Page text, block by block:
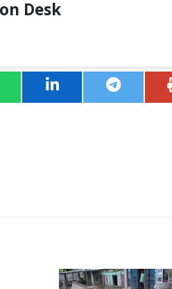
Desk